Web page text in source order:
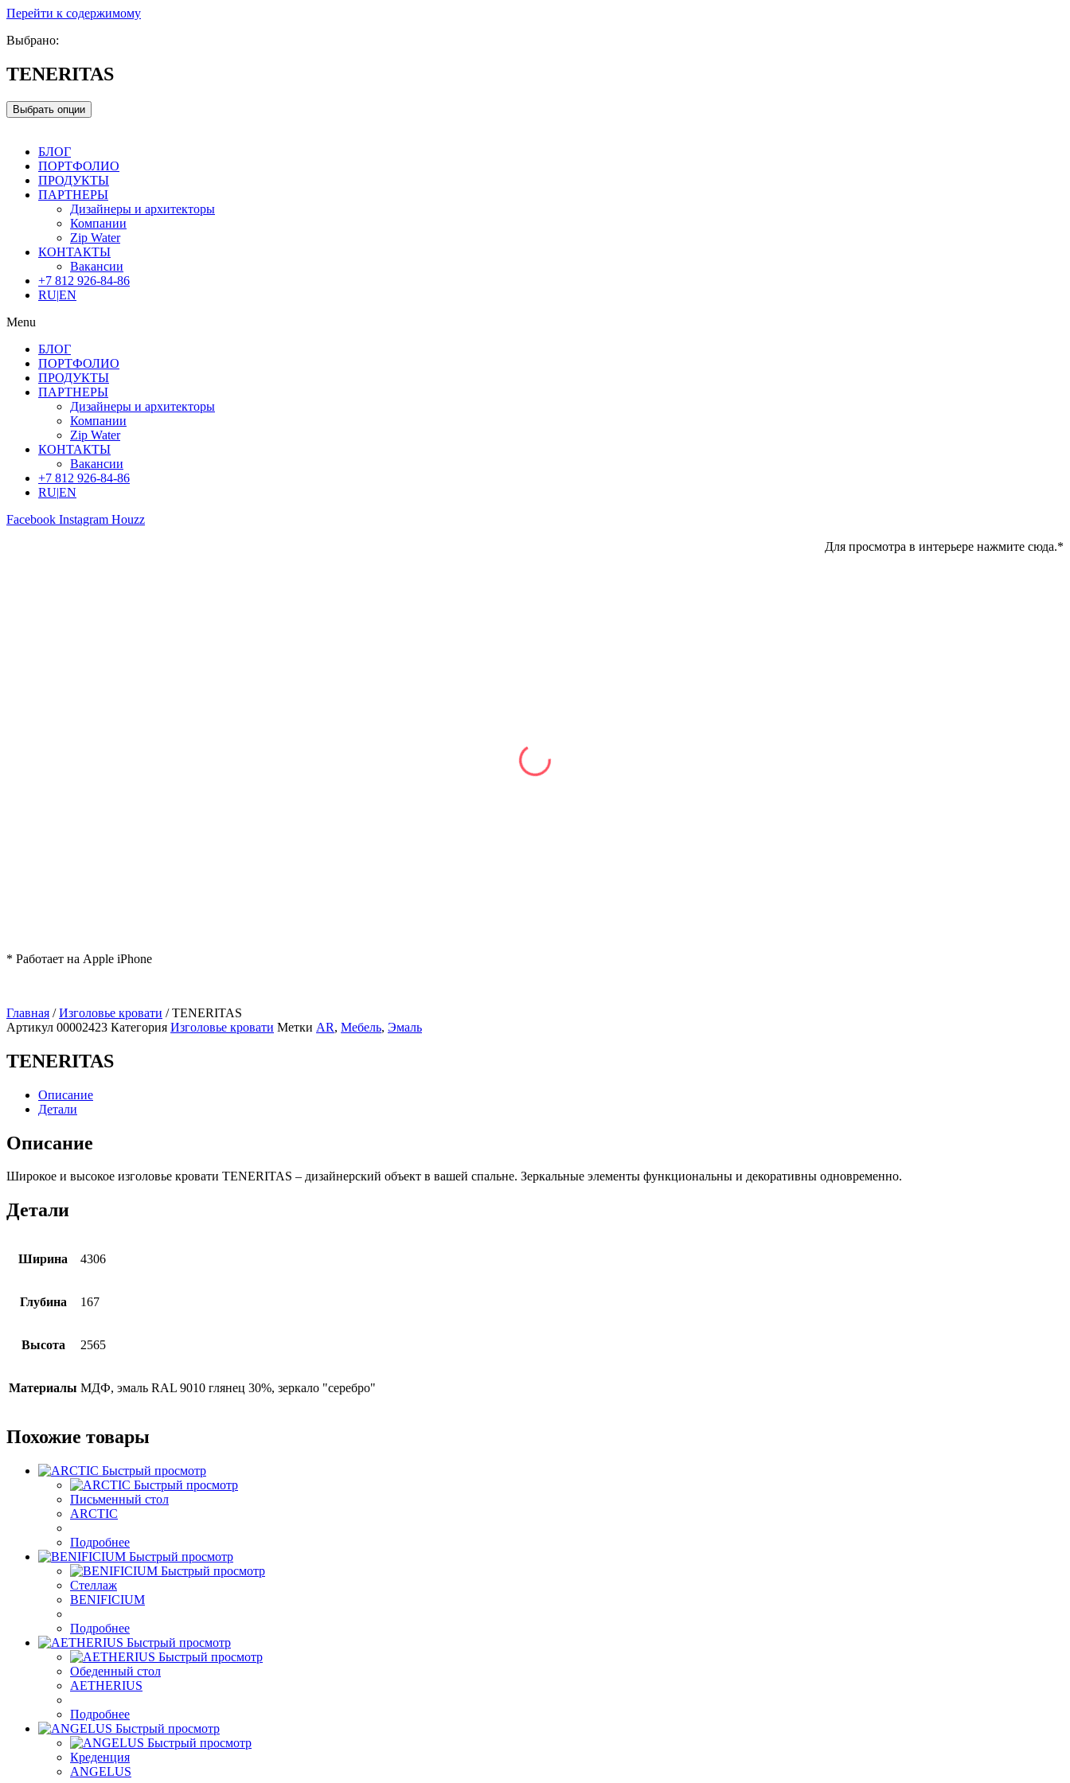
Перейти к содержимому
Выбрано:
TENERITAS
Выбрать опции
БЛОГ
ПОРТФОЛИО
ПРОДУКТЫ
ПАРТНЕРЫ
Дизайнеры и архитекторы
Компании
Zip Water
КОНТАКТЫ
Вакансии
+7 812 926-84-86
RU|EN
Menu
БЛОГ
ПОРТФОЛИО
ПРОДУКТЫ
ПАРТНЕРЫ
Дизайнеры и архитекторы
Компании
Zip Water
КОНТАКТЫ
Вакансии
+7 812 926-84-86
RU|EN
Facebook Instagram Houzz
Для просмотра в интерьере нажмите сюда.*
* Работает на Apple iPhone
Главная /Изголовье кровати / TENERITAS
Артикул 00002423 Категория Изголовье кровати Метки AR, Мебель, Эмаль
TENERITAS
Описание
Детали
Описание
Широкое и высокое изголовье кровати TENERITAS – дизайнерский объект в вашей спальне. Зеркальные элементы функциональны и декоративны одновременно.
Детали
Ширина 4306
Глубина 167
Высота 2565
Материалы МДФ, эмаль RAL 9010 глянец 30%, зеркало "серебро"
Похожие товары
Быстрый просмотр
Быстрый просмотр
Письменный стол
ARCTIC
Подробнее
Быстрый просмотр
Быстрый просмотр
Стеллаж
BENIFICIUM
Подробнее
Быстрый просмотр
Быстрый просмотр
Обеденный стол
AETHERIUS
Подробнее
Быстрый просмотр
Быстрый просмотр
Креденция
ANGELUS